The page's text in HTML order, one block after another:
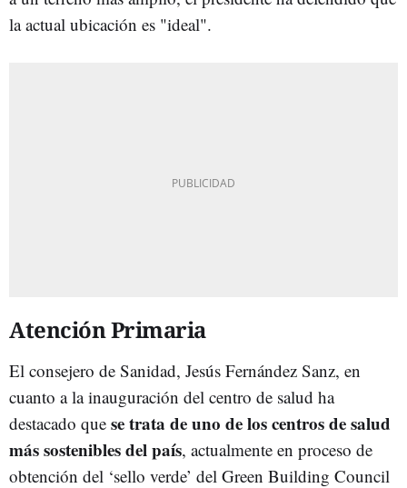
la actual ubicación es "ideal".
Atención Primaria
El consejero de Sanidad, Jesús Fernández Sanz, en
cuanto a la inauguración del centro de salud ha
destacado que se trata de uno de los centros de salud
más sostenibles del país, actualmente en proceso de
obtención del ‘sello verde’ del Green Building Council